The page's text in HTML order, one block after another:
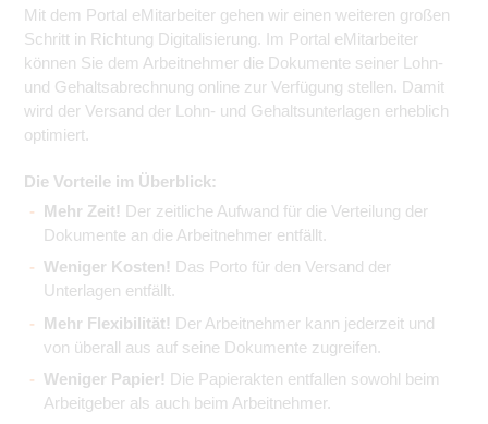
Mit dem Portal eMitarbeiter gehen wir einen weiteren großen
Schritt in Richtung Digitalisierung. Im Portal eMitarbeiter
können Sie dem Arbeitnehmer die Dokumente seiner Lohn-
und Gehaltsabrechnung online zur Verfügung stellen. Damit
wird der Versand der Lohn- und Gehaltsunterlagen erheblich
optimiert.
Die Vorteile im Überblick:
Mehr Zeit! Der zeitliche Aufwand für die Verteilung der
Dokumente an die Arbeitnehmer entfällt.
Weniger Kosten! Das Porto für den Versand der
Unterlagen entfällt.
Mehr Flexibilität! Der Arbeitnehmer kann jederzeit und
von überall aus auf seine Dokumente zugreifen.
Weniger Papier! Die Papierakten entfallen sowohl beim
Arbeitgeber als auch beim Arbeitnehmer.